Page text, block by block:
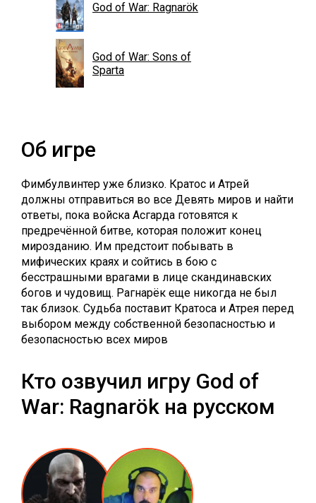
God of War: Ragnarök
God of War: Sons of
Sparta
Об игре
Фимбулвинтер уже близко. Кратос и Атрей
должны отправиться во все Девять миров и найти
ответы, пока войска Асгарда готовятся к
предречённой битве, которая положит конец
мирозданию. Им предстоит побывать в
мифических краях и сойтись в бою с
бесстрашными врагами в лице скандинавских
богов и чудовищ. Рагнарёк еще никогда не был
так близок. Судьба поставит Кратоса и Атрея перед
выбором между собственной безопасностью и
безопасностью всех миров
Кто озвучил игру God of
War: Ragnarök на русском